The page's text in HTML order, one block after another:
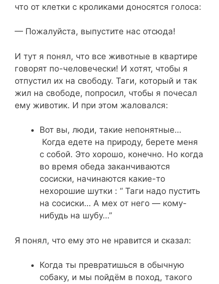
что от клетки с кроликами доносятся голоса:
— Пожалуйста, выпустите нас отсюда!
И тут я понял, что все животные в квартире
говорят по-человечески! И хотят, чтобы я
отпустил их на свободу. Таги, который и так
жил на свободе, попросил, чтобы я почесал
ему животик. И при этом жаловался:
Вот вы, люди, такие непонятные…
Когда едете на природу, берете меня
с собой. Это хорошо, конечно. Но когда
во время обеда заканчиваются
сосиски, начинаются какие-то
нехорошие шутки : “ Таги надо пустить
на сосиски… А мех от него — кому-
нибудь на шубу…”
Я понял, что ему это не нравится и сказал:
Когда ты превратишься в обычную
собаку, и мы пойдём в поход, такого